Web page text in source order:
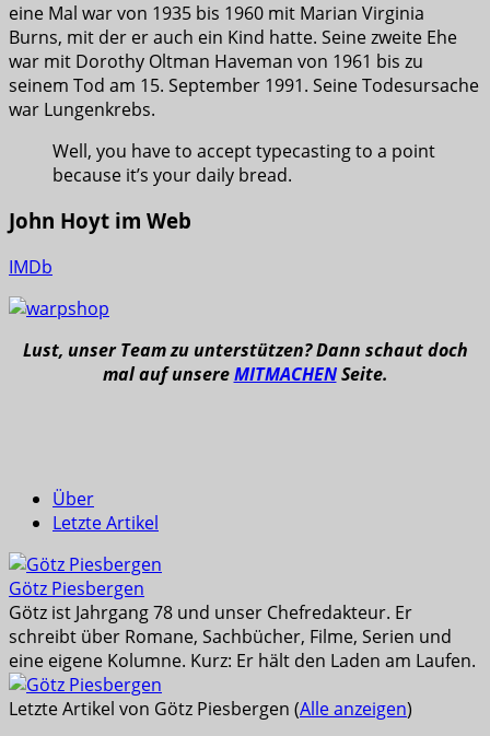
eine Mal war von 1935 bis 1960 mit Marian Virginia
Burns, mit der er auch ein Kind hatte. Seine zweite Ehe
war mit Dorothy Oltman Haveman von 1961 bis zu
seinem Tod am 15. September 1991. Seine Todesursache
war Lungenkrebs.
Well, you have to accept typecasting to a point
because it’s your daily bread.
John Hoyt im Web
IMDb
Lust, unser Team zu unterstützen? Dann schaut doch
mal auf unsereMITMACHENSeite.
Über
Letzte Artikel
Götz Piesbergen
Götz ist Jahrgang 78 und unser Chefredakteur. Er
schreibt über Romane, Sachbücher, Filme, Serien und
eine eigene Kolumne. Kurz: Er hält den Laden am Laufen.
Letzte Artikel von Götz Piesbergen (Alle anzeigen)